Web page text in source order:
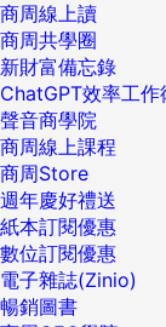
商周線上讀
商周共學圈
新財富備忘錄
ChatGPT效率工作
聲音商學院
商周線上課程
商周Store
週年慶好禮送
紙本訂閱優惠
數位訂閱優惠
電子雜誌(Zinio)
暢銷圖書